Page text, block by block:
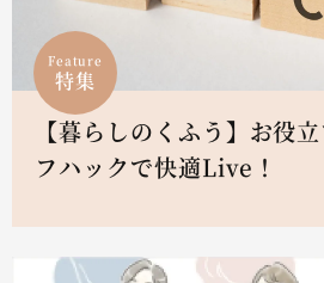
Feature
特集
【暮らしのくふう】お役
フハックで快適Live！